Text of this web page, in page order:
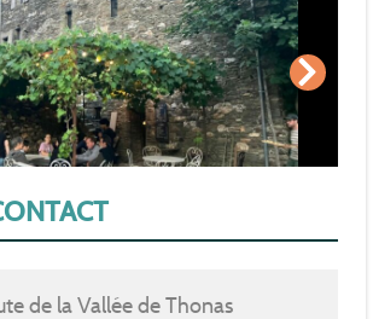
de la Vallée de Thonas